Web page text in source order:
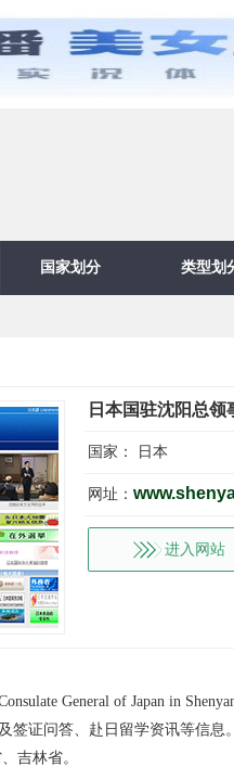
国家划分 类型划
日本国驻沈阳总领
国家： 日本
网址：
进入网站
General of Japan in
签证问答、赴日留学资讯等信
吉林省。